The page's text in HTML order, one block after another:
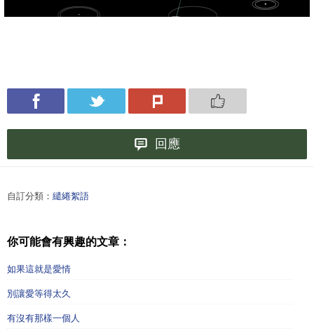
回應
自訂分類： 繾綣絮語
你可能會有興趣的文章：
如果這就是愛情
別讓愛等得太久
有沒有那樣一個人